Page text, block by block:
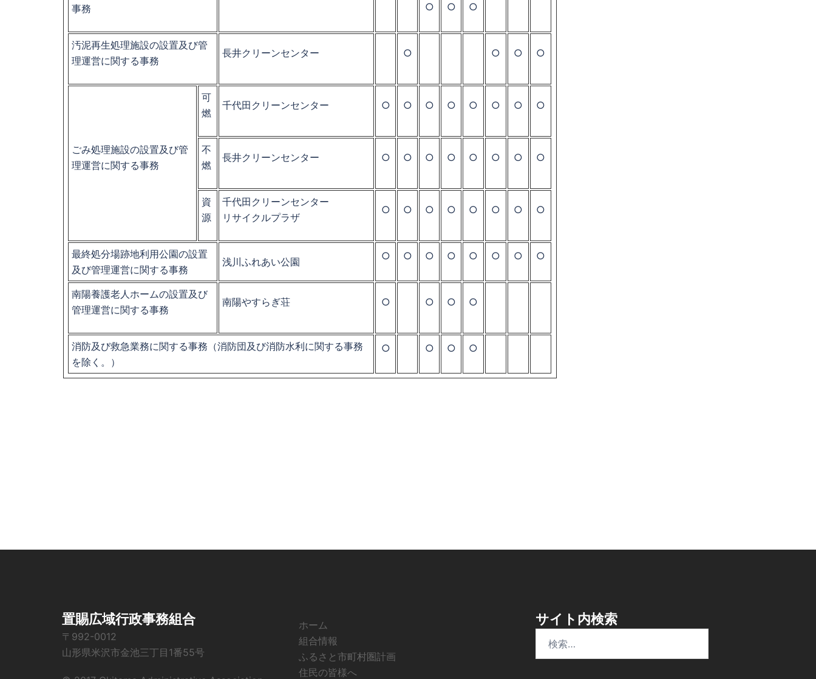
事務
○ ○ ○
汚泥再生処理施設の設置及び管
理運営に関する事務
長井クリーンセンター ○ ○ ○ ○
ごみ処理施設の設置及び管
理運営に関する事務
可
燃
千代田クリーンセンター ○ ○ ○ ○ ○ ○ ○ ○
不
燃
長井クリーンセンター ○ ○ ○ ○ ○ ○ ○ ○
資
源
千代田クリーンセンター
リサイクルプラザ
○ ○ ○ ○ ○ ○ ○ ○
最終処分場跡地利用公園の設置
及び管理運営に関する事務
浅川ふれあい公園 ○ ○ ○ ○ ○ ○ ○ ○
南陽養護老人ホームの設置及び
管理運営に関する事務
南陽やすらぎ荘 ○ ○ ○ ○
消防及び救急業務に関する事務（消防団及び消防水利に関する事務
を除く。）
○ ○ ○ ○
置賜広域行政事務組合
〒992-0012
山形県米沢市金池三丁目1番55号
ホーム
組合情報
ふるさと市町村圏計画
住民の皆様へ
サイト内検索